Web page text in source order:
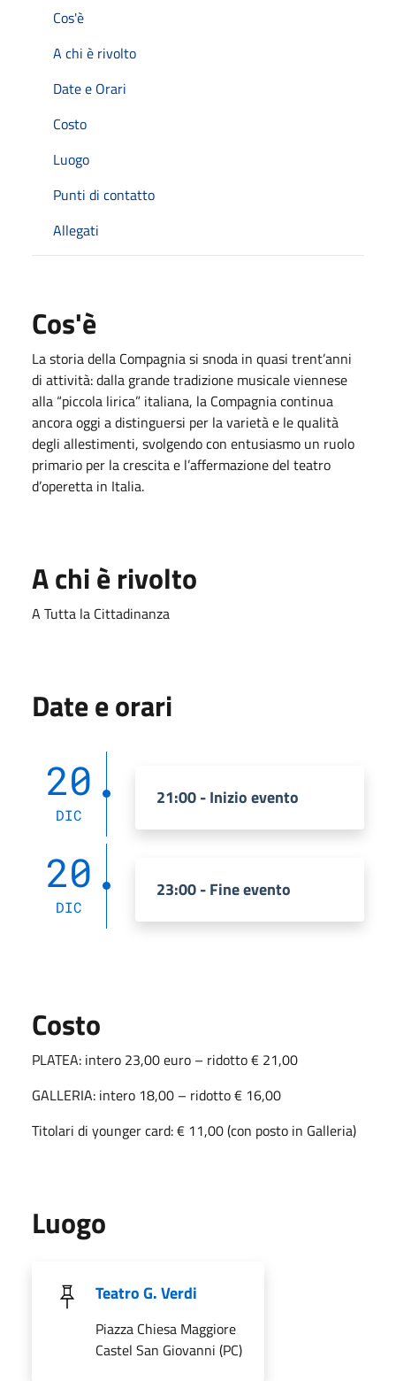
Cos'è
A chi è rivolto
Date e Orari
Costo
Luogo
Punti di contatto
Allegati
Cos'è
La storia della Compagnia si snoda in quasi trent’anni
di attività: dalla grande tradizione musicale viennese
alla “piccola lirica” italiana, la Compagnia continua
ancora oggi a distinguersi per la varietà e le qualità
degli allestimenti, svolgendo con entusiasmo un ruolo
primario per la crescita e l’affermazione del teatro
d’operetta in Italia.
A chi è rivolto
A Tutta la Cittadinanza
Date e orari
20
DIC
21:00 - Inizio evento
20
DIC
23:00 - Fine evento
Costo
PLATEA: intero 23,00 euro – ridotto € 21,00
GALLERIA: intero 18,00 – ridotto € 16,00
Titolari di younger card: € 11,00 (con posto in Galleria)
Luogo
Teatro G. Verdi
Piazza Chiesa Maggiore
Castel San Giovanni (PC)